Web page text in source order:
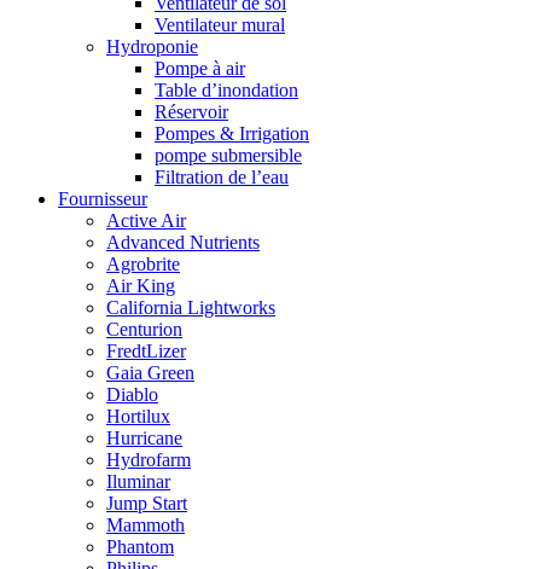
Ventilateur mural
Hydroponie
Pompe à air
Table d’inondation
Réservoir
Pompes & Irrigation
pompe submersible
Filtration de l’eau
Fournisseur
Active Air
Advanced Nutrients
Agrobrite
Air King
California Lightworks
Centurion
FredtLizer
Gaia Green
Diablo
Hortilux
Hurricane
Hydrofarm
Iluminar
Jump Start
Mammoth
Phantom